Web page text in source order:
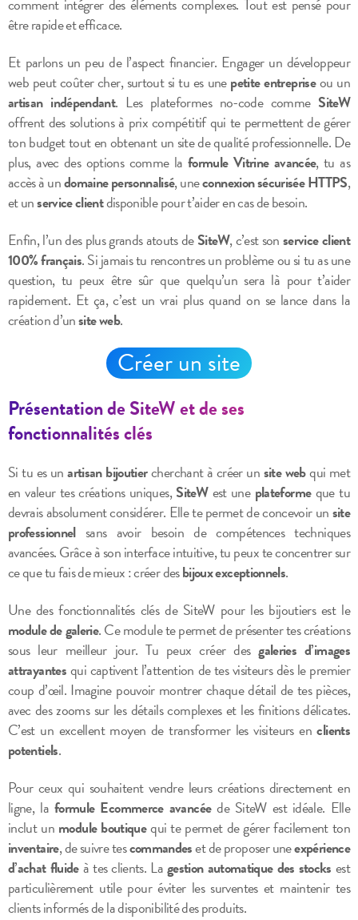
être rapide et efficace.
Et parlons un peu de l’aspect financier. Engager un développeur
web peut coûter cher, surtout si tu es unepetite entrepriseou un
artisan indépendant. Les plateformes no-code comme SiteW
offrent des solutions à prix compétitif qui te permettent de gérer
ton budget tout en obtenant un site de qualité professionnelle. De
plus, avec des options comme la formule Vitrine avancée, tu as
accès à undomaine personnalisé, uneconnexion sécurisée HTTPS,
et unservice clientdisponible pour t’aider en cas de besoin.
Enfin, l’un des plus grands atouts deSiteW, c’est sonservice client
100% français. Si jamais tu rencontres un problème ou si tu as une
question, tu peux être sûr que quelqu’un sera là pour t’aider
rapidement. Et ça, c’est un vrai plus quand on se lance dans la
création d’unsite web.
Créer un site
Présentation de SiteW et de ses
fonctionnalités clés
Si tu es unartisan bijoutiercherchant à créer unsite webqui met
en valeur tes créations uniques,SiteWest une plateformeque tu
devrais absolument considérer. Elle te permet de concevoir unsite
professionnelsans avoir besoin de compétences techniques
avancées. Grâce à son interface intuitive, tu peux te concentrer sur
ce que tu fais de mieux : créer desbijoux exceptionnels.
Une des fonctionnalités clés de SiteW pour les bijoutiers est le
module de galerie. Ce module te permet de présenter tes créations
sous leur meilleur jour. Tu peux créer desgaleries d’images
attrayantesqui captivent l’attention de tes visiteurs dès le premier
coup d’œil. Imagine pouvoir montrer chaque détail de tes pièces,
avec des zooms sur les détails complexes et les finitions délicates.
C’est un excellent moyen de transformer les visiteurs enclients
potentiels.
Pour ceux qui souhaitent vendre leurs créations directement en
ligne, la formule Ecommerce avancéede SiteW est idéale. Elle
inclut un module boutiquequi te permet de gérer facilement ton
inventaire, de suivre tescommandeset de proposer uneexpérience
d’achat fluideà tes clients. Lagestion automatique des stocks est
particulièrement utile pour éviter les surventes et maintenir tes
clients informés de la disponibilité des produits.